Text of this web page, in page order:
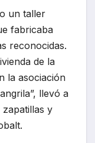
un taller
fabricaba
reconocidas.
de la
la asociación
llevó a
zapatillas y